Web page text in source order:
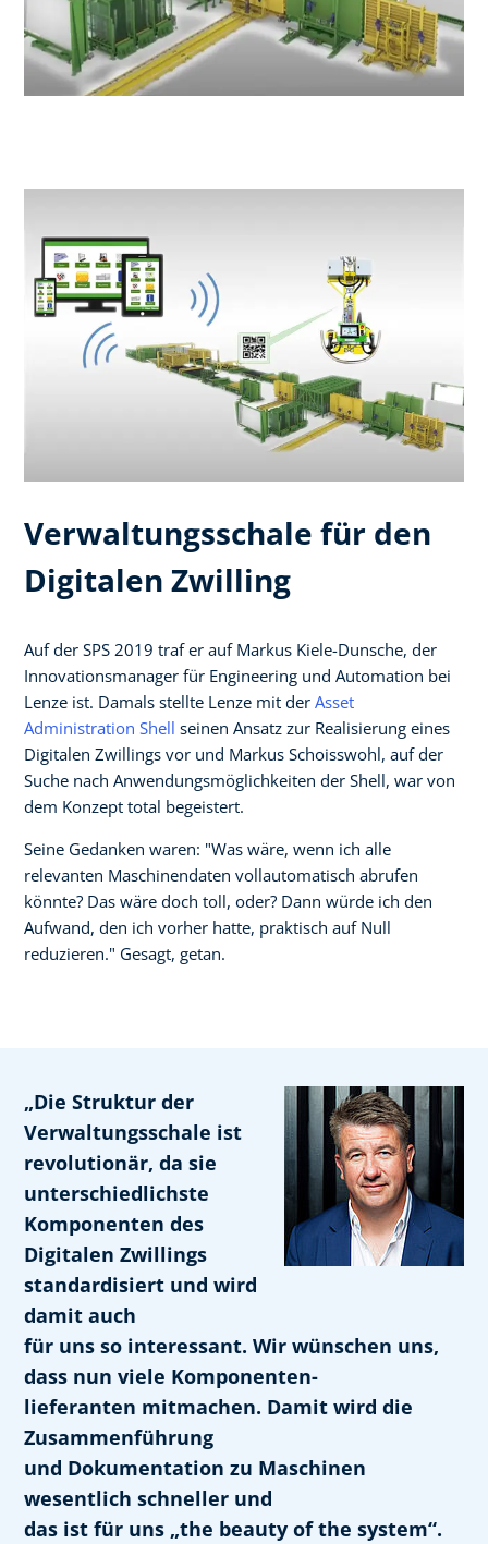
Verwaltungsschale für den
Digitalen Zwilling
Auf der SPS 2019 traf er auf Markus Kiele-Dunsche, der
Innovationsmanager für Engineering und Automation bei
Lenze ist. Damals stellte Lenze mit der Asset
Administration Shell seinen Ansatz zur Realisierung eines
Digitalen Zwillings vor und Markus Schoisswohl, auf der
Suche nach Anwendungsmöglichkeiten der Shell, war von
dem Konzept total begeistert.
Seine Gedanken waren: "Was wäre, wenn ich alle
relevanten Maschinendaten vollautomatisch abrufen
könnte? Das wäre doch toll, oder? Dann würde ich den
Aufwand, den ich vorher hatte, praktisch auf Null
reduzieren." Gesagt, getan.
„Die Struktur der
Verwaltungsschale ist
revolutionär, da sie
unterschiedlichste
Komponenten des
Digitalen Zwillings
standardisiert und wird
damit auch
für uns so interessant. Wir wünschen uns,
dass nun viele Komponenten-
lieferanten mitmachen. Damit wird die
Zusammenführung
und Dokumentation zu Maschinen
wesentlich schneller und
das ist für uns „the beauty of the system“.